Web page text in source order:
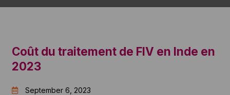
Coût du traitement de FIV en Inde en
2023
September 6, 2023